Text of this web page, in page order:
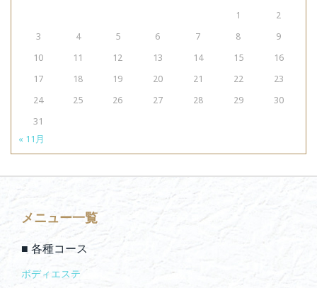
1
2
3
4 5 6 7 8
9
10
11 12 13 14 15
16
17
18 19 20 21 22
23
24
25 26 27 28 29
30
31
« 11月
メニュー一覧
■ 各種コース
ボディエステ